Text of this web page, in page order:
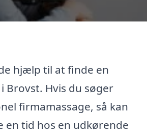
hjælp til at finde en
Brovst. Hvis du søger
firmamassage, så kan
en tid hos en udkørende